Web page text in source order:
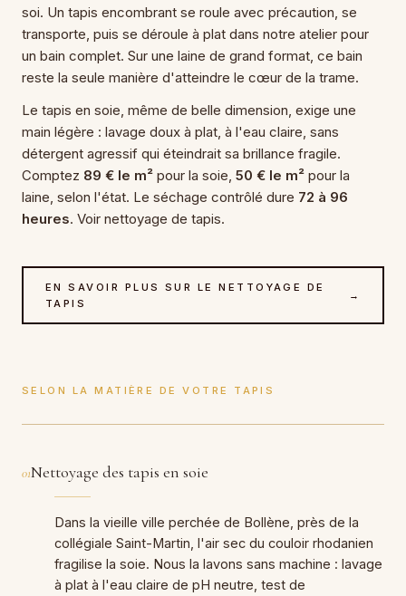
soi. Un tapis encombrant se roule avec précaution, se
transporte, puis se déroule à plat dans notre atelier pour
un bain complet. Sur une laine de grand format, ce bain
reste la seule manière d'atteindre le cœur de la trame.
Le tapis en soie, même de belle dimension, exige une
main légère : lavage doux à plat, à l'eau claire, sans
détergent agressif qui éteindrait sa brillance fragile.
Comptez 89 € le m² pour la soie, 50 € le m² pour la
laine, selon l'état. Le séchage contrôlé dure 72 à 96
heures. Voir nettoyage de tapis.
EN SAVOIR PLUS SUR LE NETTOYAGE DE
TAPIS
→
SELON LA MATIÈRE DE VOTRE TAPIS
01Nettoyage des tapis en soie
Dans la vieille ville perchée de Bollène, près de la
collégiale Saint-Martin, l'air sec du couloir rhodanien
fragilise la soie. Nous la lavons sans machine : lavage
à plat à l'eau claire de pH neutre, test de